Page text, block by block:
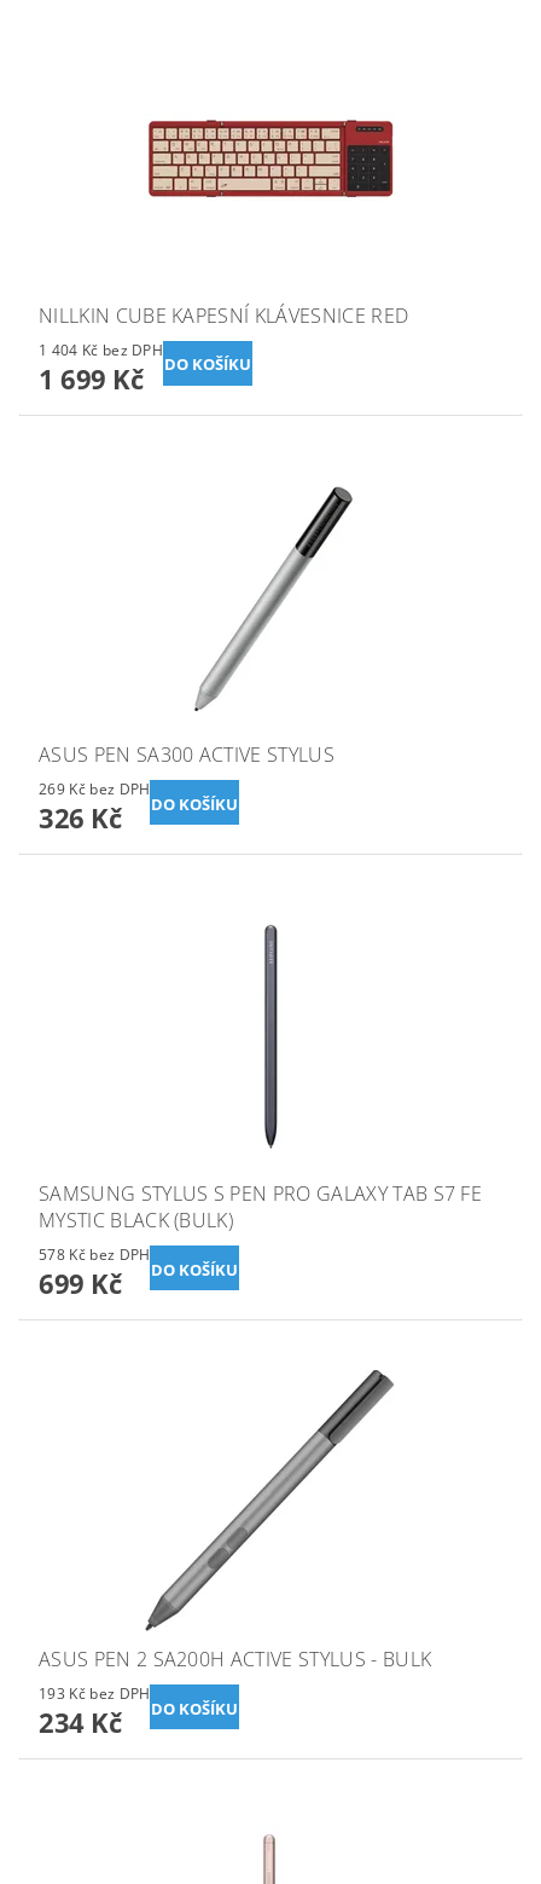
NILLKIN CUBE KAPESNÍ KLÁVESNICE RED
1 404 Kč bez DPH
1 699 Kč
ASUS PEN SA300 ACTIVE STYLUS
269 Kč bez DPH
326 Kč
SAMSUNG STYLUS S PEN PRO GALAXY TAB S7 FE
MYSTIC BLACK (BULK)
578 Kč bez DPH
699 Kč
ASUS PEN 2 SA200H ACTIVE STYLUS - BULK
193 Kč bez DPH
234 Kč